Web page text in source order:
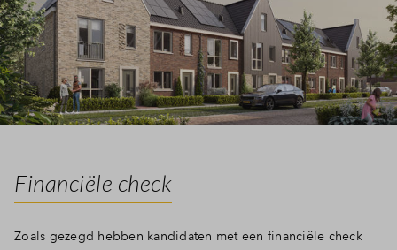
Financiële check
Zoals gezegd hebben kandidaten met een financiële check